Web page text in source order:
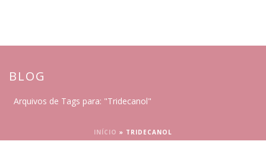
BLOG
Arquivos de Tags para: "Tridecanol"
INÍCIO » TRIDECANOL